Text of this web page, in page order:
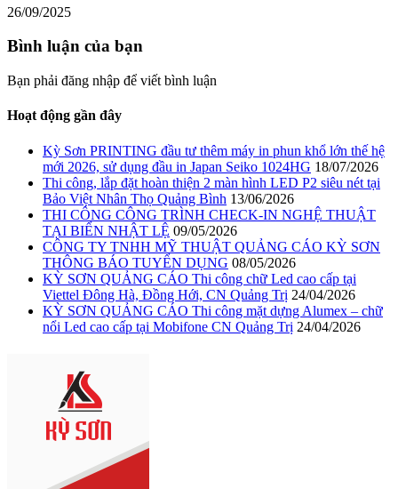
26/09/2025
Bình luận của bạn
Bạn phải đăng nhập để viết bình luận
Hoạt động gần đây
Kỳ Sơn PRINTING đầu tư thêm máy in phun khổ lớn thế hệ
mới 2026, sử dụng đầu in Japan Seiko 1024HG 18/07/2026
Thi công, lắp đặt hoàn thiện 2 màn hình LED P2 siêu nét tại
Bảo Việt Nhân Thọ Quảng Bình 13/06/2026
THI CÔNG CÔNG TRÌNH CHECK-IN NGHỆ THUẬT
TẠI BIỂN NHẬT LỆ 09/05/2026
CÔNG TY TNHH MỸ THUẬT QUẢNG CÁO KỲ SƠN
THÔNG BÁO TUYỂN DỤNG 08/05/2026
KỲ SƠN QUẢNG CÁO Thi công chữ Led cao cấp tại
Viettel Đông Hà, Đồng Hới, CN Quảng Trị 24/04/2026
KỲ SƠN QUẢNG CÁO Thi công mặt dựng Alumex – chữ
nổi Led cao cấp tại Mobifone CN Quảng Trị 24/04/2026